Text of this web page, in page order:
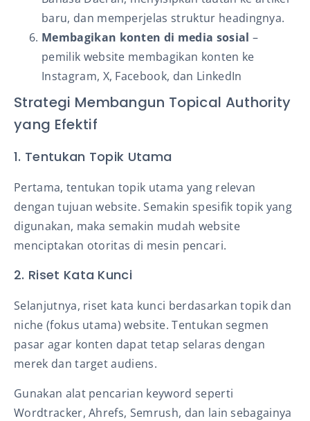
baru, dan memperjelas struktur headingnya.
Membagikan konten di media sosial –
pemilik website membagikan konten ke
Instagram, X, Facebook, dan LinkedIn
Strategi Membangun Topical Authority
yang Efektif
1. Tentukan Topik Utama
Pertama, tentukan topik utama yang relevan
dengan tujuan website. Semakin spesifik topik yang
digunakan, maka semakin mudah website
menciptakan otoritas di mesin pencari.
2. Riset Kata Kunci
Selanjutnya, riset kata kunci berdasarkan topik dan
niche (fokus utama) website. Tentukan segmen
pasar agar konten dapat tetap selaras dengan
merek dan target audiens.
Gunakan alat pencarian keyword seperti
Wordtracker, Ahrefs, Semrush, dan lain sebagainya